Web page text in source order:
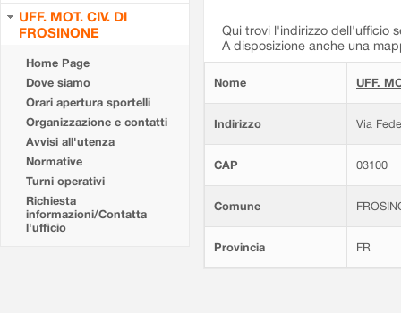
UFF. MOT. CIV. DI
FROSINONE
Home Page
Dove siamo
Orari apertura sportelli
Organizzazione e contatti
Avvisi all'utenza
Normative
Turni operativi
Richiesta
informazioni/Contatta
l'ufficio
Qui trovi l'indirizzo dell'ufficio
A disposizione anche una
Nome UFF.
Indirizzo Via
CAP 03100
Comune
Provincia FR